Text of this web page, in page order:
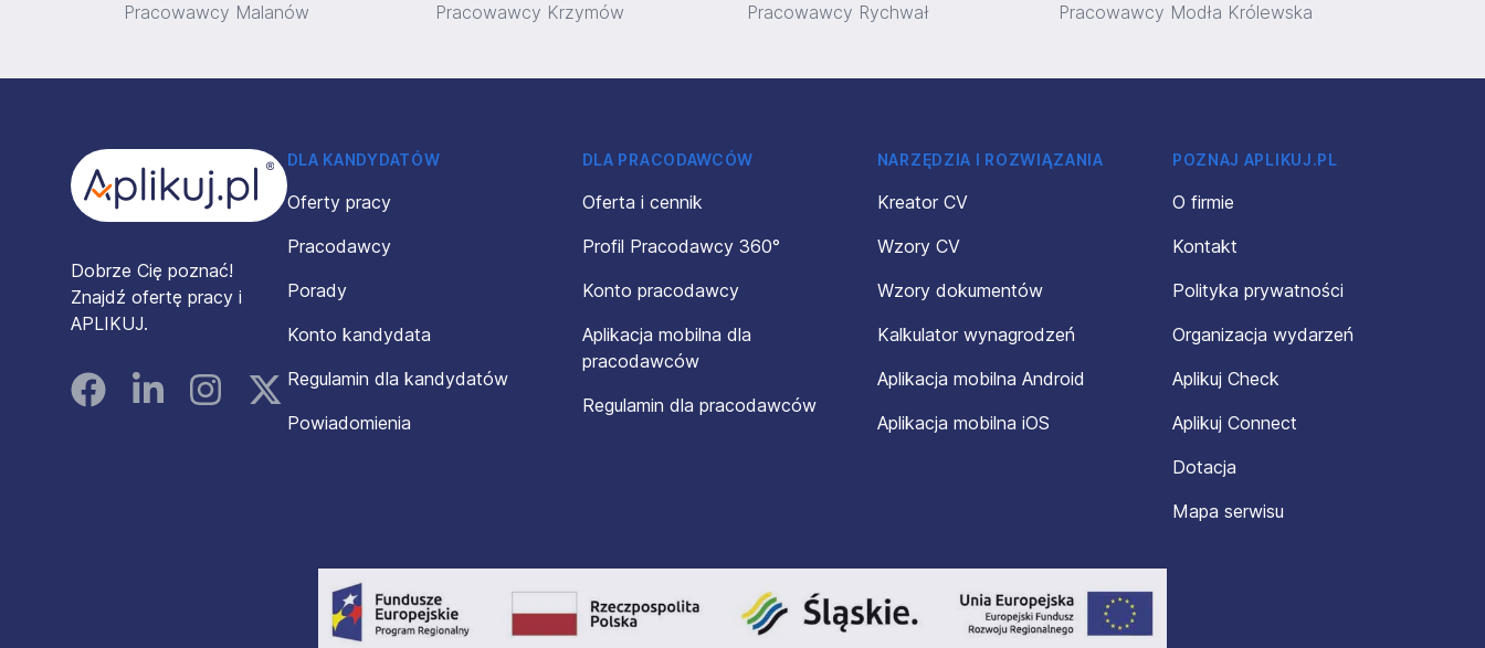
Pracowawcy Malanów
Pracowawcy Krzymów Pracowawcy Rychwał Pracowawcy Modła Królewska
Dobrze Cię poznać!
Znajdź ofertę pracy i
APLIKUJ.
FacebookLinked InInstagramInstagram
DLA KANDYDATÓW
Oferty pracy
Pracodawcy
Porady
Konto kandydata
Regulamin dla kandydatów
Powiadomienia
DLA PRACODAWCÓW
Oferta i cennik
Profil Pracodawcy 360°
Konto pracodawcy
Aplikacja mobilna dla
pracodawców
Regulamin dla pracodawców
NARZĘDZIA I ROZWIĄZANIA
Kreator CV
Wzory CV
Wzory dokumentów
Kalkulator wynagrodzeń
Aplikacja mobilna Android
Aplikacja mobilna iOS
POZNAJ APLIKUJ.PL
O firmie
Kontakt
Polityka prywatności
Organizacja wydarzeń
Aplikuj Check
Aplikuj Connect
Dotacja
Mapa serwisu